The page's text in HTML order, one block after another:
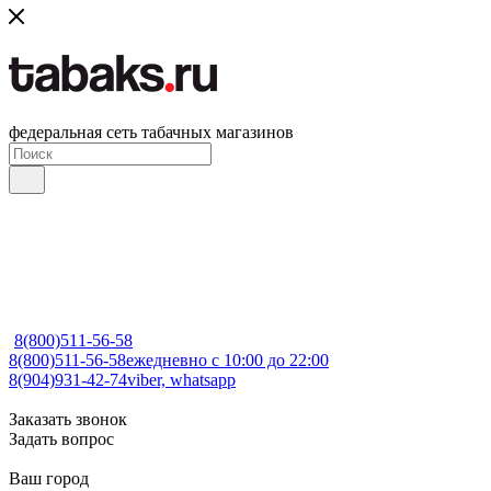
федеральная сеть табачных магазинов
8(800)511-56-58
8(800)511-56-58ежедневно с 10:00 до 22:00
8(904)931-42-74viber, whatsapp
Заказать звонок
Задать вопрос
Ваш город